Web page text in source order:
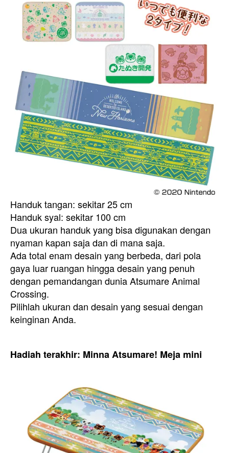
Handuk tangan: sekitar 25 cm
Handuk syal: sekitar 100 cm
Dua ukuran handuk yang bisa digunakan dengan
nyaman kapan saja dan di mana saja.
Ada total enam desain yang berbeda, dari pola
gaya luar ruangan hingga desain yang penuh
dengan pemandangan dunia Atsumare Animal
Crossing.
Pilihlah ukuran dan desain yang sesuai dengan
keinginan Anda.
Hadiah terakhir: Minna Atsumare! Meja mini